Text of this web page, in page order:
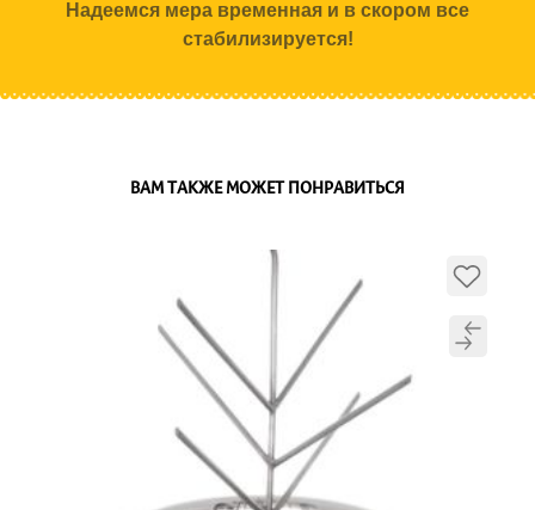
Надеемся мера временная и в скором все
стабилизируется!
ВАМ ТАКЖЕ МОЖЕТ ПОНРАВИТЬСЯ